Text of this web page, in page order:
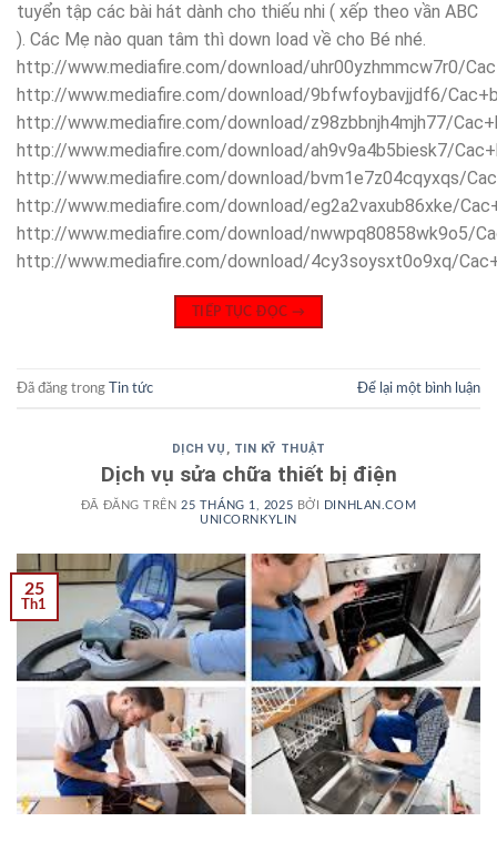
tuyển tập các bài hát dành cho thiếu nhi ( xếp theo vần ABC
). Các Mẹ nào quan tâm thì down load về cho Bé nhé.
http://www.mediafire.com/download/uhr00yzhmmcw7r0/
http://www.mediafire.com/download/9bfwfoybavjjdf6/
http://www.mediafire.com/download/z98zbbnjh4mjh77/
http://www.mediafire.com/download/ah9v9a4b5biesk7/
http://www.mediafire.com/download/bvm1e7z04cqyxqs/
http://www.mediafire.com/download/eg2a2vaxub86xke/
http://www.mediafire.com/download/nwwpq80858wk9o5/
http://www.mediafire.com/download/4cy3soysxt0o9xq/
TIẾP TỤC ĐỌC →
Đã đăng trong Tin tức Để lại một bình luận
DỊCH VỤ , TIN KỸ THUẬT
Dịch vụ sửa chữa thiết bị điện
ĐÃ ĐĂNG TRÊN25 THÁNG 1, 2025 BỞI
DINHLAN.COM
UNICORNKYLIN
25
Th1